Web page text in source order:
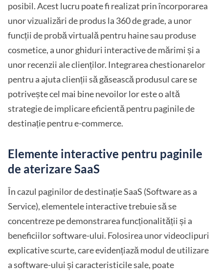
posibil. Acest lucru poate fi realizat prin încorporarea
unor vizualizări de produs la 360 de grade, a unor
funcții de probă virtuală pentru haine sau produse
cosmetice, a unor ghiduri interactive de mărimi și a
unor recenzii ale clienților. Integrarea chestionarelor
pentru a ajuta clienții să găsească produsul care se
potrivește cel mai bine nevoilor lor este o altă
strategie de implicare eficientă pentru paginile de
destinație pentru e-commerce.
Elemente interactive pentru paginile
de aterizare SaaS
În cazul paginilor de destinație SaaS (Software as a
Service), elementele interactive trebuie să se
concentreze pe demonstrarea funcționalității și a
beneficiilor software-ului. Folosirea unor videoclipuri
explicative scurte, care evidențiază modul de utilizare
a software-ului și caracteristicile sale, poate